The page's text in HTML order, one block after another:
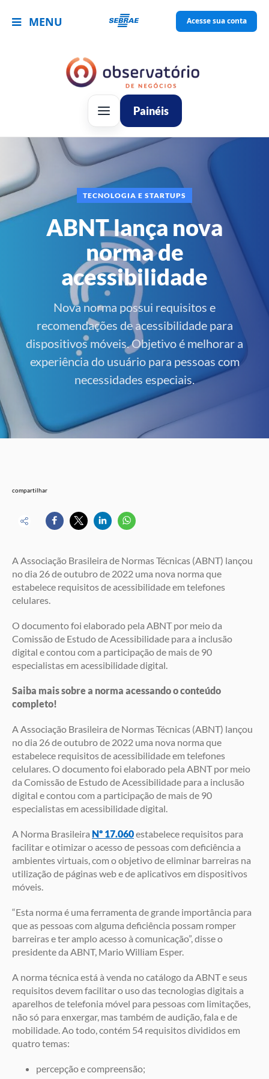
MENU Acesse sua conta
Painéis
TECNOLOGIA E STARTUPS
ABNT lança nova
norma de
acessibilidade
Nova norma possui requisitos e
recomendações de acessibilidade para
dispositivos móveis. Objetivo é melhorar a
experiência do usuário para pessoas com
necessidades especiais.
compartilhar
A Associação Brasileira de Normas Técnicas (ABNT) lançou
no dia 26 de outubro de 2022 uma nova norma que
estabelece requisitos de acessibilidade em telefones
celulares.
O documento foi elaborado pela ABNT por meio da
Comissão de Estudo de Acessibilidade para a inclusão
digital e contou com a participação de mais de 90
especialistas em acessibilidade digital.
Saiba mais sobre a norma acessando o conteúdo
completo!
A Associação Brasileira de Normas Técnicas (ABNT) lançou
no dia 26 de outubro de 2022 uma nova norma que
estabelece requisitos de acessibilidade em telefones
celulares. O documento foi elaborado pela ABNT por meio
da Comissão de Estudo de Acessibilidade para a inclusão
digital e contou com a participação de mais de 90
especialistas em acessibilidade digital.
A Norma Brasileira Nº 17.060estabelece requisitos para
facilitar e otimizar o acesso de pessoas com deficiência a
ambientes virtuais, com o objetivo de eliminar barreiras na
utilização de páginas web e de aplicativos em dispositivos
móveis.
“Esta norma é uma ferramenta de grande importância para
que as pessoas com alguma deficiência possam romper
barreiras e ter amplo acesso à comunicação”, disse o
presidente da ABNT, Mario William Esper.
A norma técnica está à venda no catálogo da ABNT e seus
requisitos devem facilitar o uso das tecnologias digitais a
aparelhos de telefonia móvel para pessoas com limitações,
não só para enxergar, mas também de audição, fala e de
mobilidade. Ao todo, contém 54 requisitos divididos em
quatro temas:
percepção e compreensão;